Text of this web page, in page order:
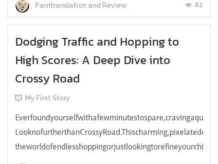
Parntranslation and Review 82
Dodging Traffic and Hopping to
High Scores: A Deep Dive into
Crossy Road
My First Story